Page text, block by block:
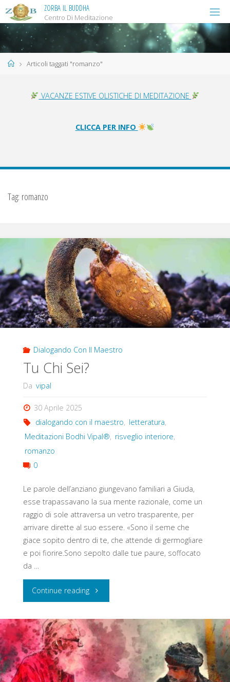
Salta
contenuto
ZORBA IL BUDDHA
Centro Di Meditazione
HomeArticoli taggati "romanzo"
VACANZE ESTIVE OLISTICHE DI MEDITAZIONE
CLICCA PER INFO
Tag: romanzo
Dialogando Con Il Maestro
Tu Chi Sei?
Da vipal
30 Aprile 2025
dialogando con il maestro, letteratura,
Meditazioni Bodhi Vipal®, risveglio interiore,
romanzo
0
Le parole dell’anziano giungevano familiari a Giuda,
esse trapassavano la sua mente razionale, come un
raggio di sole attraversa un vetro trasparente, per
arrivare dirette al suo essere. «Sono il seme che
giace sopito dentro di te, che attende di germogliare
e poi fiorire.Sono sepolto dalle tue paure, soffocato
da …
Continue reading"Tu
Sei?"